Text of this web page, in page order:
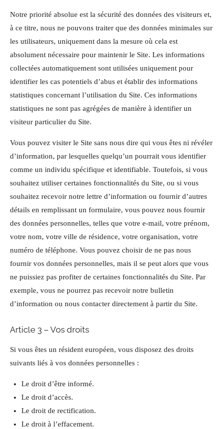
Notre priorité absolue est la sécurité des données des visiteurs et,
à ce titre, nous ne pouvons traiter que des données minimales sur
les utilisateurs, uniquement dans la mesure où cela est
absolument nécessaire pour maintenir le Site. Les informations
collectées automatiquement sont utilisées uniquement pour
identifier les cas potentiels d’abus et établir des informations
statistiques concernant l’utilisation du Site. Ces informations
statistiques ne sont pas agrégées de manière à identifier un
visiteur particulier du Site.
Vous pouvez visiter le Site sans nous dire qui vous êtes ni révéler
d’information, par lesquelles quelqu’un pourrait vous identifier
comme un individu spécifique et identifiable. Toutefois, si vous
souhaitez utiliser certaines fonctionnalités du Site, ou si vous
souhaitez recevoir notre lettre d’information ou fournir d’autres
détails en remplissant un formulaire, vous pouvez nous fournir
des données personnelles, telles que votre e-mail, votre prénom,
votre nom, votre ville de résidence, votre organisation, votre
numéro de téléphone. Vous pouvez choisir de ne pas nous
fournir vos données personnelles, mais il se peut alors que vous
ne puissiez pas profiter de certaines fonctionnalités du Site. Par
exemple, vous ne pourrez pas recevoir notre bulletin
d’information ou nous contacter directement à partir du Site.
Article 3 – Vos droits
Si vous êtes un résident européen, vous disposez des droits
suivants liés à vos données personnelles :
Le droit d’être informé.
Le droit d’accès.
Le droit de rectification.
Le droit à l’effacement.